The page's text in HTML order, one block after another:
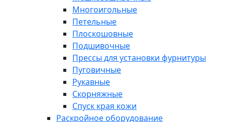
Многоигольные
Петельные
Плоскошовные
Подшивочные
Прессы для установки фурнитуры
Пуговичные
Рукавные
Скорняжные
Спуск края кожи
Раскройное оборудование